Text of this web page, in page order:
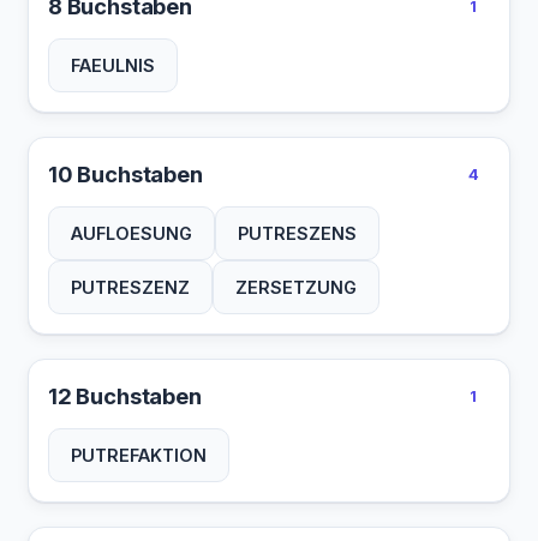
8 Buchstaben 1
FAEULNIS
10 Buchstaben 4
AUFLOESUNG PUTRESZENS
PUTRESZENZ ZERSETZUNG
12 Buchstaben 1
PUTREFAKTION